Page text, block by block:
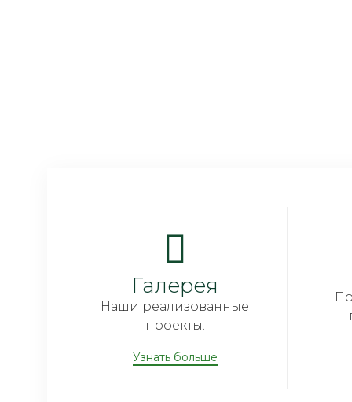
Галерея
Наши реализованные
проекты.
Узнать больше